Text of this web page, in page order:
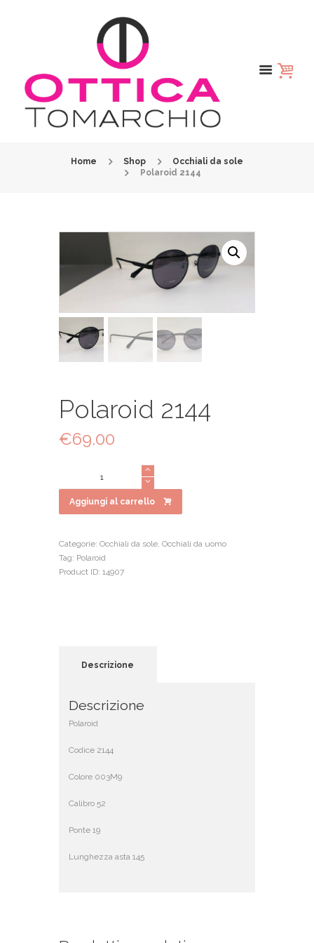
Home Shop
Occhiali da sole
Polaroid 2144
Polaroid 2144
€69.00
quantità
Aggiungi al carrello
Categorie: Occhiali da sole, Occhiali da uomo
Tag: Polaroid
Product ID: 14907
Descrizione
Descrizione
Polaroid
Codice 2144
Colore 003M9
Calibro 52
Ponte 19
Lunghezza asta 145